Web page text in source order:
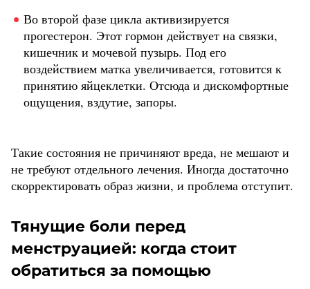
Во второй фазе цикла активизируется
прогестерон. Этот гормон действует на связки,
кишечник и мочевой пузырь. Под его
воздействием матка увеличивается, готовится к
принятию яйцеклетки. Отсюда и дискомфортные
ощущения, вздутие, запоры.
Такие состояния не причиняют вреда, не мешают и
не требуют отдельного лечения. Иногда достаточно
скорректировать образ жизни, и проблема отступит.
Тянущие боли перед
менструацией: когда стоит
обратиться за помощью